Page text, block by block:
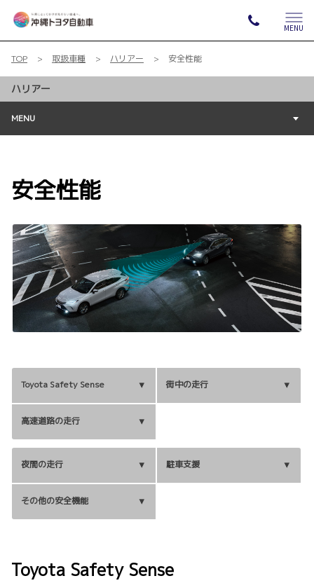
MENU
TOP 取扱車種 ハリアー 安全性能
ハリアー
MENU
安全性能
Toyota Safety Sense 街中の走行
高速道路の走行
夜間の走行 駐車支援
その他の安全機能
Toyota Safety Sense